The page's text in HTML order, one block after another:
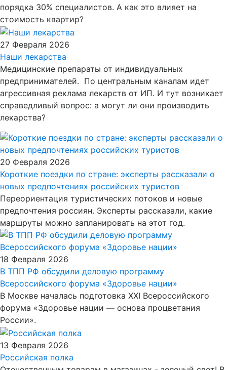
порядка 30% специалистов. А как это влияет на
стоимость квартир?
27 Февраля 2026
Наши лекарства
Медицинские препараты от индивидуальных
предпринимателей. По центральным каналам идет
агрессивная реклама лекарств от ИП. И тут возникает
справедливый вопрос: а могут ли они производить
лекарства?
20 Февраля 2026
Короткие поездки по стране: эксперты рассказали о
новых предпочтениях российских туристов
Переориентация туристических потоков и новые
предпочтения россиян. Эксперты рассказали, какие
маршруты можно запланировать на этот год.
18 Февраля 2026
В ТПП РФ обсудили деловую программу
Всероссийского форума «Здоровье нации»
В Москве началась подготовка XXI Всероссийского
форума «Здоровье нации — основа процветания
России».
13 Февраля 2026
Российская полка